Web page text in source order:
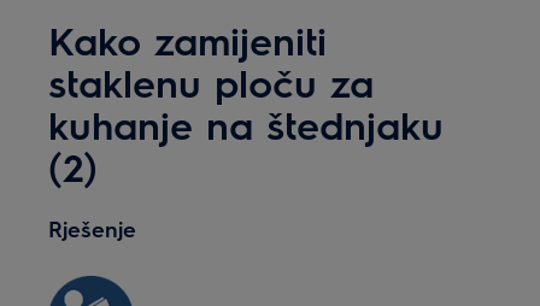
Kako zamijeniti
staklenu ploču za
kuhanje na štednjaku
(2)
Rješenje